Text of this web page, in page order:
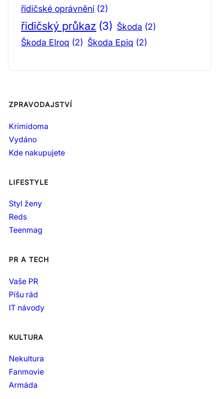
řidičské oprávnění (2)
řidičský průkaz (3) Škoda (2)
Škoda Elroq (2) Škoda Epiq (2)
ZPRAVODAJSTVÍ
Krimidoma
Vydáno
Kde nakupujete
LIFESTYLE
Styl ženy
Reds
Teenmag
PR A TECH
Vaše PR
Píšu rád
IT návody
KULTURA
Nekultura
Fanmovie
Armáda